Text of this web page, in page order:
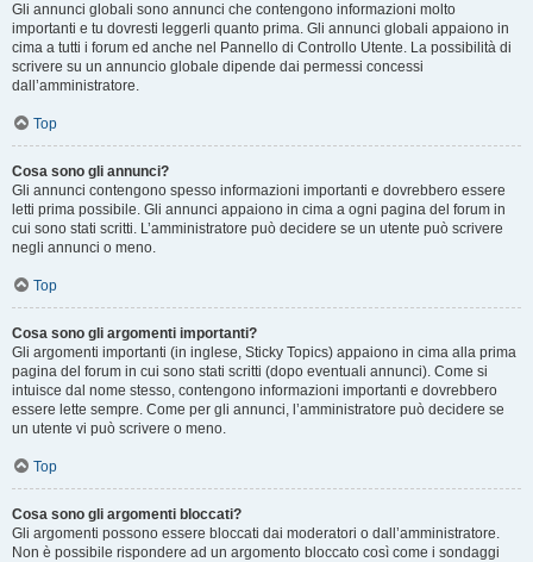
Gli annunci globali sono annunci che contengono informazioni molto
importanti e tu dovresti leggerli quanto prima. Gli annunci globali appaiono in
cima a tutti i forum ed anche nel Pannello di Controllo Utente. La possibilità di
scrivere su un annuncio globale dipende dai permessi concessi
dall’amministratore.
Top
Cosa sono gli annunci?
Gli annunci contengono spesso informazioni importanti e dovrebbero essere
letti prima possibile. Gli annunci appaiono in cima a ogni pagina del forum in
cui sono stati scritti. L’amministratore può decidere se un utente può scrivere
negli annunci o meno.
Top
Cosa sono gli argomenti importanti?
Gli argomenti importanti (in inglese, Sticky Topics) appaiono in cima alla prima
pagina del forum in cui sono stati scritti (dopo eventuali annunci). Come si
intuisce dal nome stesso, contengono informazioni importanti e dovrebbero
essere lette sempre. Come per gli annunci, l’amministratore può decidere se
un utente vi può scrivere o meno.
Top
Cosa sono gli argomenti bloccati?
Gli argomenti possono essere bloccati dai moderatori o dall’amministratore.
Non è possibile rispondere ad un argomento bloccato così come i sondaggi